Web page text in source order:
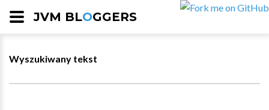
JVM BLOGGERS
Wyszukiwany tekst